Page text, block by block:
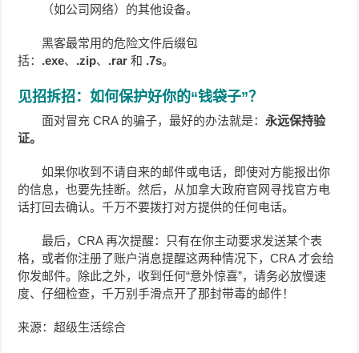
（如公司网络）的其他设备。
黑客最常用的危险文件后缀包
括： .exe、 .zip、 .rar 和 .7s。
见招拆招：如何保护好你的“钱袋子”？
面对冒充 CRA 的骗子，最好的办法就是：永远保持验
证。
如果你收到不请自来的邮件或电话，即使对方能报出你
的信息，也要先挂断。然后，从加拿大政府官网寻找官方电
话打回去确认。千万不要拨打对方提供的任何电话。
最后，CRA 再次提醒：只有在你主动要求发送某个表
格，或者你注册了账户消息提醒这两种情况下，CRA 才会给
你发邮件。除此之外，收到任何“意外惊喜”，请务必放慢速
度、仔细检查，千万别手滑点开了那封带毒的邮件！
来源：超级生活综合